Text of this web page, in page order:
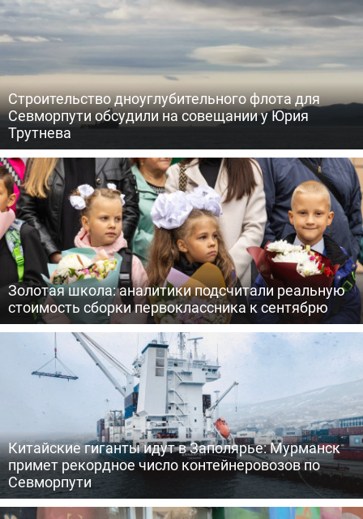
Строительство дноуглубительного флота для
Севморпути обсудили на совещании у Юрия
Трутнева
Золотая школа: аналитики подсчитали реальную
стоимость сборки первоклассника к сентябрю
Китайские гиганты идут в Заполярье: Мурманск
примет рекордное число контейнеровозов по
Севморпути